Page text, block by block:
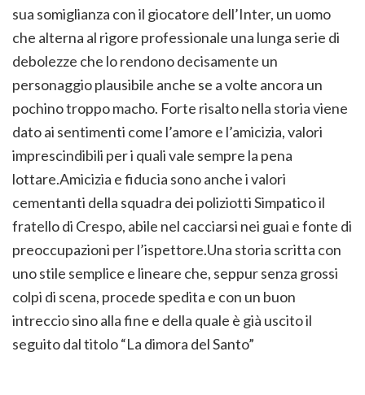
sua somiglianza con il giocatore dell’Inter, un uomo
che alterna al rigore professionale una lunga serie di
debolezze che lo rendono decisamente un
personaggio plausibile anche se a volte ancora un
pochino troppo macho. Forte risalto nella storia viene
dato ai sentimenti come l’amore e l’amicizia, valori
imprescindibili per i quali vale sempre la pena
lottare.Amicizia e fiducia sono anche i valori
cementanti della squadra dei poliziotti Simpatico il
fratello di Crespo, abile nel cacciarsi nei guai e fonte di
preoccupazioni per l’ispettore.Una storia scritta con
uno stile semplice e lineare che, seppur senza grossi
colpi di scena, procede spedita e con un buon
intreccio sino alla fine e della quale è già uscito il
seguito dal titolo “La dimora del Santo”